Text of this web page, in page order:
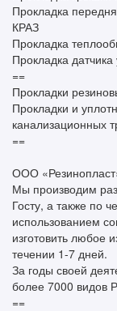
Прокладка
КРАЗ
Прокладка
Прокладка
==
Прокладки
Прокладки и
канализационных
==
ООО
Мы производим
Госту, а также по
использованием
изготовить любое
течении 1-7 дней.
За годы своей
более 7000 видов
==